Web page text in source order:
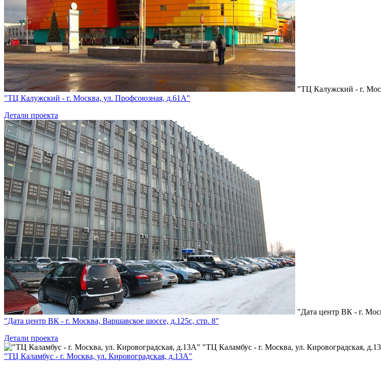
"ТЦ Калужский - г.
"ТЦ Калужский - г. Москва, ул. Профсоюзная, д.61А"
Детали проекта
"Дата центр ВК - г.
"Дата центр ВК - г. Москва, Варшавское шоссе, д.125с, стр. 8"
Детали проекта
"ТЦ Каламбус - г. Москва, ул. Кировоградская,
"ТЦ Каламбус - г. Москва, ул. Кировоградская, д.13А"